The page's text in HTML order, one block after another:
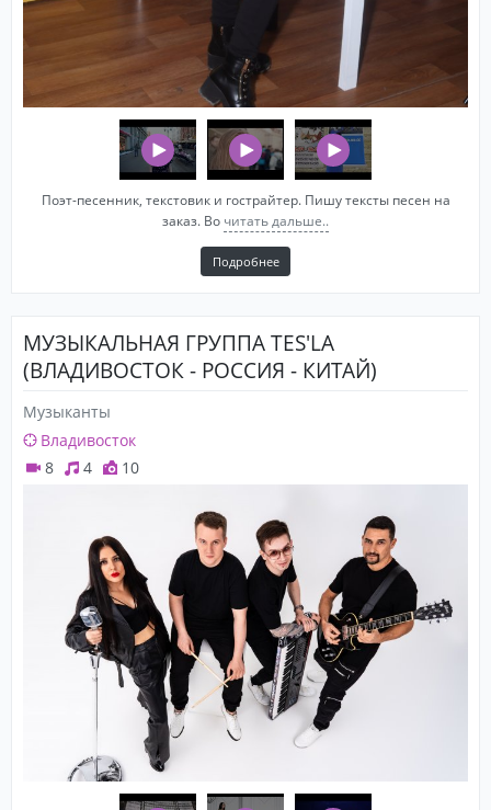
Поэт-песенник, текстовик и гострайтер. Пишу тексты песен на
заказ. Во читать дальше..
Подробнее
МУЗЫКАЛЬНАЯ ГРУППА TES'LA
(ВЛАДИВОСТОК - РОССИЯ - КИТАЙ)
Музыканты
Владивосток
8
4 10